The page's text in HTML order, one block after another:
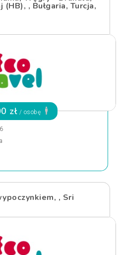
(HB), , Bułgaria, Turcja,
zł / osobę
, Sri